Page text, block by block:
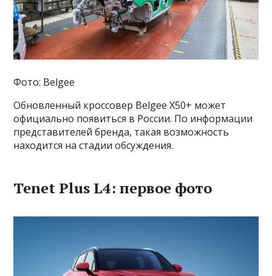
Фото: Belgee
Обновленный кроссовер Belgee X50+ может
официально появиться в России. По информации
представителей бренда, такая возможность
находится на стадии обсуждения.
Tenet Plus L4: первое фото